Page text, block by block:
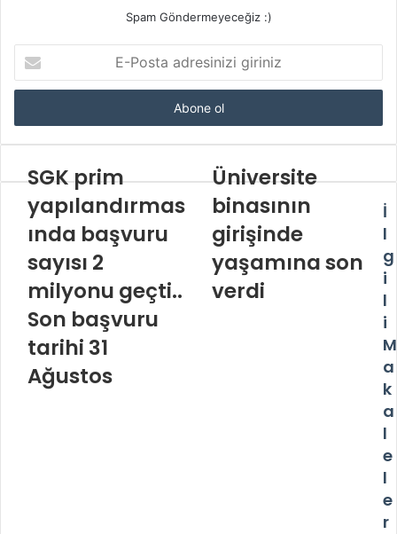
Spam Göndermeyeceğiz :)
Posta
adresinizi
SGK prim
yapılandırmas
ında başvuru
sayısı 2
milyonu geçti..
Son başvuru
tarihi 31
Ağustos
Üniversite
binasının
girişinde
yaşamına son
verdi
İ
l
g
i
l
i
M
a
k
a
l
e
l
e
r